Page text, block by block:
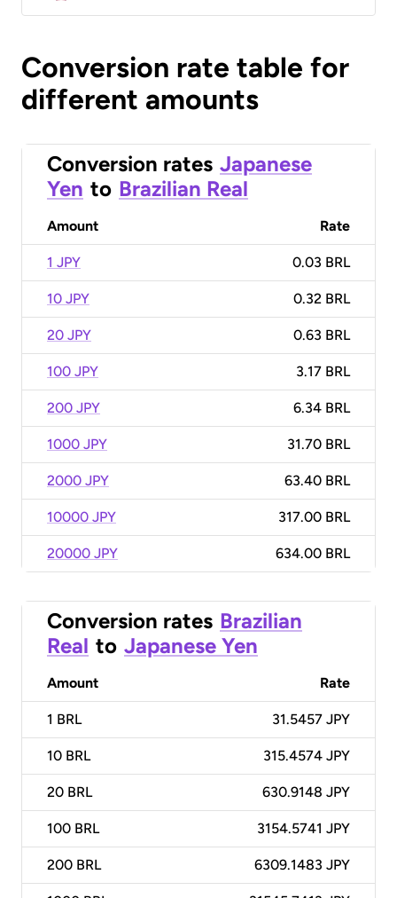
Conversion rate table for
different amounts
Conversion rates Japanese
Yen to Brazilian Real
Amount Rate
1 JPY 0.03 BRL
10 JPY 0.32 BRL
20 JPY 0.63 BRL
100 JPY 3.17 BRL
200 JPY 6.34 BRL
1000 JPY 31.70 BRL
2000 JPY 63.40 BRL
10000 JPY 317.00 BRL
20000 JPY 634.00 BRL
Conversion rates Brazilian
Real to Japanese Yen
Amount Rate
1 BRL 31.5457 JPY
10 BRL 315.4574 JPY
20 BRL 630.9148 JPY
100 BRL 3154.5741 JPY
200 BRL 6309.1483 JPY